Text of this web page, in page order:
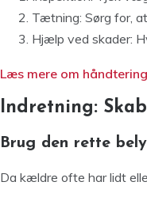
Tætning: Sørg for,
Hjælp ved skader:
Læs mere om
Indretning:
Brug den rette
Da kældre ofte har lidt